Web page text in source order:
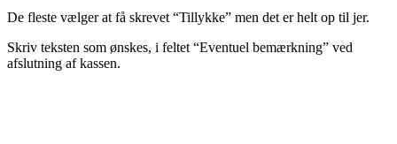
De fleste vælger at få skrevet “Tillykke” men det er helt op til jer.
Skriv teksten som ønskes, i feltet “Eventuel bemærkning” ved
afslutning af kassen.